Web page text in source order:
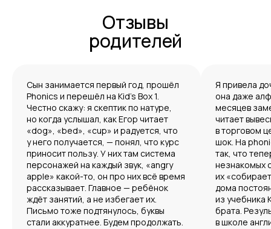
Отзывы
родителей
Я привела
она даже
месяцев
читает
в торговом
шок. На
так, что
незнакомых
их
дома
из учебника
брата.
в школе
Сын занимается первый год, прошёл
Phonics и перешёл на Kid’s Box 1.
Честно скажу: я скептик по натуре,
но когда услышал, как Егор читает
«dog», «bed», «cup» и радуется, что
у него получается, — понял, что курс
приносит пользу. У них там система
персонажей на каждый звук, «angry
apple» какой-то, он про них всё время
рассказывает. Главное — ребёнок
ждёт занятий, а не избегает их.
Письмо тоже подтянулось, буквы
стали аккуратнее. Будем продолжать.